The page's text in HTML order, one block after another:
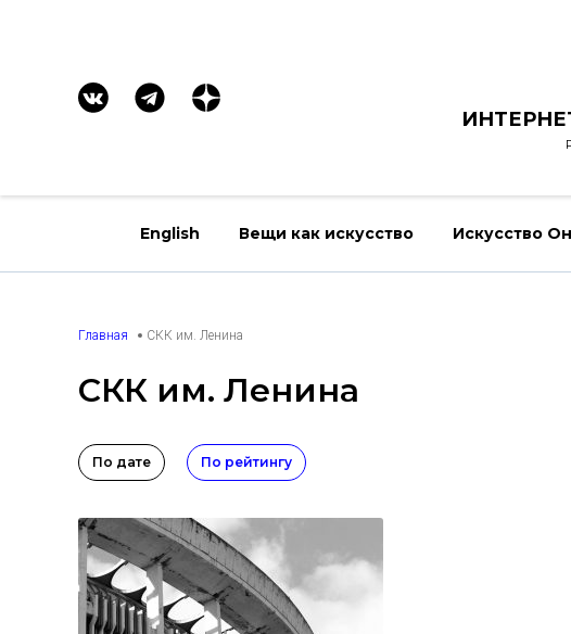
English Вещи как искусство Искусство
Главная СКК им. Ленина
СКК им. Ленина
По дате По рейтингу